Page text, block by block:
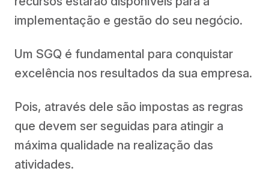
implementação e gestão do seu negócio.
Um SGQ é fundamental para conquistar
excelência nos resultados da sua empresa.
Pois, através dele são impostas as regras
que devem ser seguidas para atingir a
máxima qualidade na realização das
atividades.